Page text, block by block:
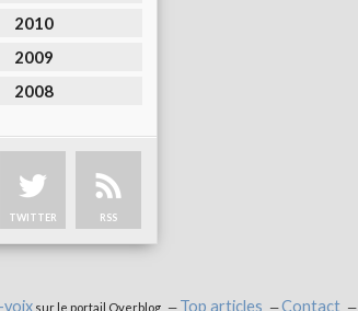
2010
2009
2008
TWITTER RSS
voixsur le portail Overblog Top articles Contact